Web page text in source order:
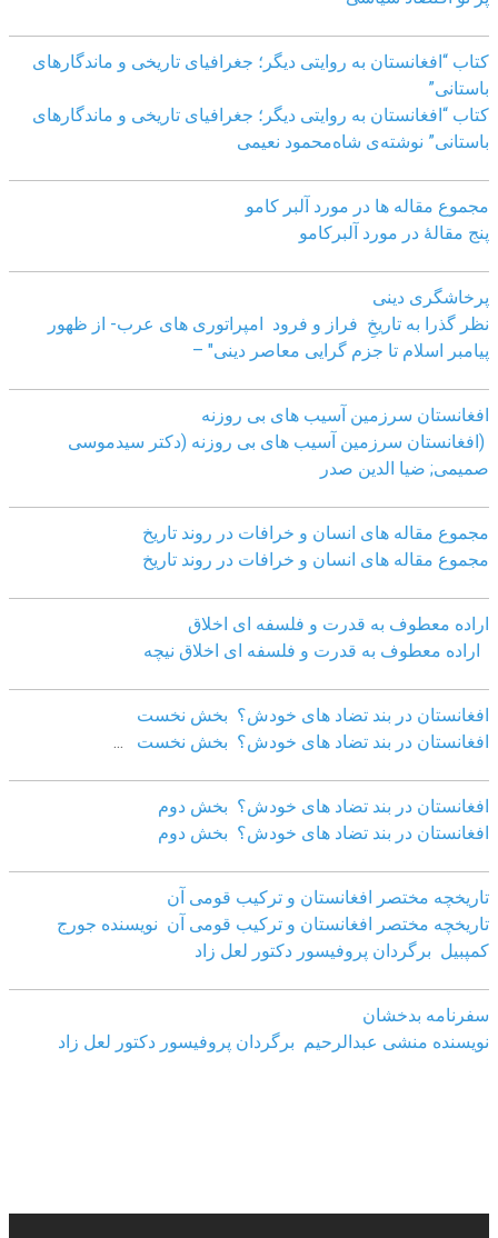
کتاب “افغانستان به روایتی دیگر؛ جغرافیای تاریخی و ماندگارهای
باستانی”
کتاب “افغانستان به روایتی دیگر؛ جغرافیای تاریخی و ماندگارهای
باستانی” نوشته‌ی شاه‌محمود نعیمی
مجموع مقاله ها در مورد آلبر کامو
پنج مقالهٔ در مورد آلبرکامو
پرخاشگری دینی
نظر گذرا به تاریخِ فراز و فرود امپراتوری های عرب- از ظهور
پیامبر اسلام تا جزم گرایی معاصر دینی" –
افغانستان سرزمین آسیب های بی روزنه
(افغانستان سرزمین آسیب های بی روزنه (دکتر سیدموسی
صمیمی; ضیا الدین صدر
مجموع مقاله های انسان و خرافات در روند تاریخ
مجموع مقاله های انسان و خرافات در روند تاریخ
اراده معطوف به قدرت و فلسفه ای اخلاق
اراده معطوف به قدرت و فلسفه ای اخلاق نیچه
افغانستان در بند تضاد های خودش؟ بخش نخست
افغانستان در بند تضاد های خودش؟ بخش نخست
افغانستان در بند تضاد های خودش؟ بخش دوم
افغانستان در بند تضاد های خودش؟ بخش دوم
تاریخچه مختصر افغانستان و ترکیب قومی آن
تاریخچه مختصر افغانستان و ترکیب قومی آن نویسنده جورج
کمپبیل برگردان پروفیسور دکتور لعل زاد
سفرنامه بدخشان
نویسنده منشی عبدالرحیم برگردان پروفیسور دکتور لعل زاد